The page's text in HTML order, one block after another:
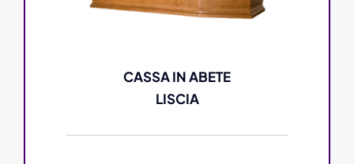
CASSA IN ABETE
LISCIA